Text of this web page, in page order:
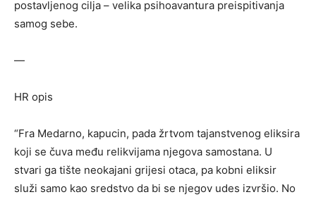
postavljenog cilja – velika psihoavantura preispitivanja
samog sebe.
—
HR opis
“Fra Medarno, kapucin, pada žrtvom tajanstvenog eliksira
koji se čuva među relikvijama njegova samostana. U
stvari ga tište neokajani grijesi otaca, pa kobni eliksir
služi samo kao sredstvo da bi se njegov udes izvršio. No